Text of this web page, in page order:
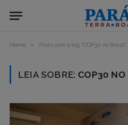
Home » Posts com a tag "COP30 no Brasil"
LEIA SOBRE: COP30 NO